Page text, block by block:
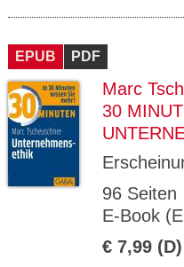
EPUB PDF
Marc
30
96 Seiten
E-Book
€ 7,99 (D)